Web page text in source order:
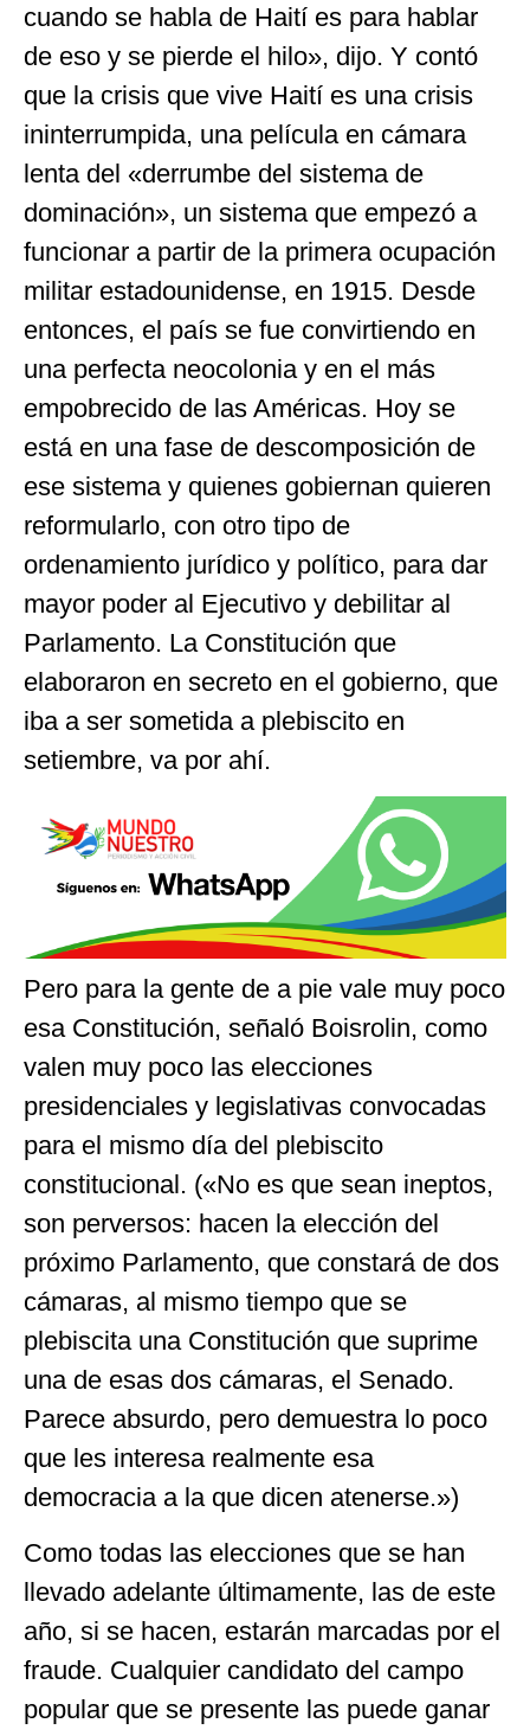
cuando se habla de Haití es para hablar
de eso y se pierde el hilo», dijo. Y contó
que la crisis que vive Haití es una crisis
ininterrumpida, una película en cámara
lenta del «derrumbe del sistema de
dominación», un sistema que empezó a
funcionar a partir de la primera ocupación
militar estadounidense, en 1915. Desde
entonces, el país se fue convirtiendo en
una perfecta neocolonia y en el más
empobrecido de las Américas. Hoy se
está en una fase de descomposición de
ese sistema y quienes gobiernan quieren
reformularlo, con otro tipo de
ordenamiento jurídico y político, para dar
mayor poder al Ejecutivo y debilitar al
Parlamento. La Constitución que
elaboraron en secreto en el gobierno, que
iba a ser sometida a plebiscito en
setiembre, va por ahí.
Pero para la gente de a pie vale muy poco
esa Constitución, señaló Boisrolin, como
valen muy poco las elecciones
presidenciales y legislativas convocadas
para el mismo día del plebiscito
constitucional. («No es que sean ineptos,
son perversos: hacen la elección del
próximo Parlamento, que constará de dos
cámaras, al mismo tiempo que se
plebiscita una Constitución que suprime
una de esas dos cámaras, el Senado.
Parece absurdo, pero demuestra lo poco
que les interesa realmente esa
democracia a la que dicen atenerse.»)
Como todas las elecciones que se han
llevado adelante últimamente, las de este
año, si se hacen, estarán marcadas por el
fraude. Cualquier candidato del campo
popular que se presente las puede ganar